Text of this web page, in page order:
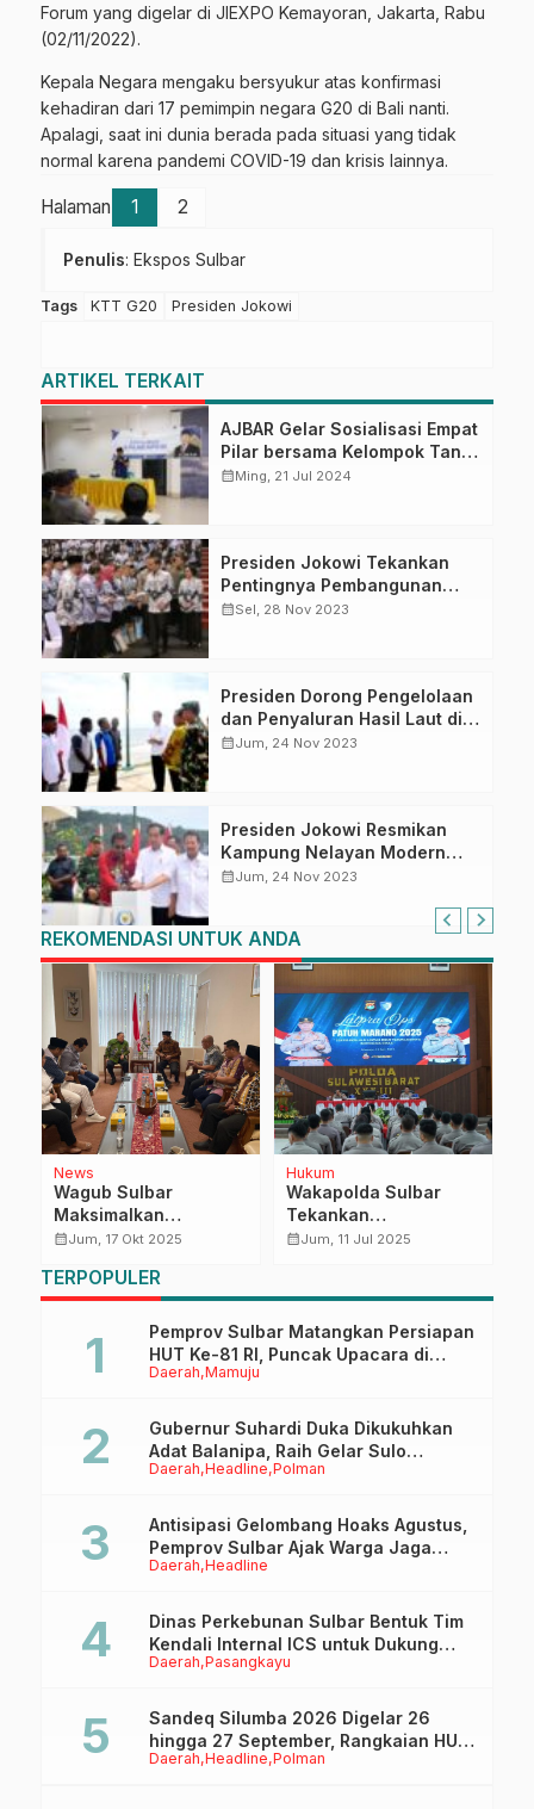
Forum yang digelar di JIEXPO Kemayoran, Jakarta, Rabu
(02/11/2022).
Kepala Negara mengaku bersyukur atas konfirmasi
kehadiran dari 17 pemimpin negara G20 di Bali nanti.
Apalagi, saat ini dunia berada pada situasi yang tidak
normal karena pandemi COVID-19 dan krisis lainnya.
Halaman 1 2
Penulis: Ekspos Sulbar
Tags KTT G20 Presiden Jokowi
ARTIKEL TERKAIT
AJBAR Gelar Sosialisasi Empat
Pilar bersama Kelompok Tani
Pasangkayu
calendar_monthMing, 21 Jul 2024
Presiden Jokowi Tekankan
Pentingnya Pembangunan
Kualitas SDM Indonesia
calendar_monthSel, 28 Nov 2023
Presiden Dorong Pengelolaan
dan Penyaluran Hasil Laut di
Biak Numfor
calendar_monthJum, 24 Nov 2023
Presiden Jokowi Resmikan
Kampung Nelayan Modern
Samber Binyeri
calendar_monthJum, 24 Nov 2023
REKOMENDASI UNTUK ANDA
News
Wagub Sulbar
Maksimalkan
Komunikasi ke
Kementerian, Pastikan
Program Daerah Tetap
Jalan di Tengah
Efisiensi Anggaran
calendar_monthJum, 17 Okt 2025
Hukum
Wakapolda Sulbar
Tekankan
Keselamatan dalam
calendar_monthJum, 11 Jul 2025
TERPOPULER
Daerah Mamuju
Pemprov Sulbar Matangkan Persiapan
HUT Ke-81 RI, Puncak Upacara di
Lapangan Ahmad Kirang
Daerah Headline Polman
Gubernur Suhardi Duka Dikukuhkan
Adat Balanipa, Raih Gelar Sulo
Tappidena
Daerah Headline
Antisipasi Gelombang Hoaks Agustus,
Pemprov Sulbar Ajak Warga Jaga
Ruang Digital
Daerah Pasangkayu
Dinas Perkebunan Sulbar Bentuk Tim
Kendali Internal ICS untuk Dukung
Sertifikasi ISPO Pekebun di
Daerah Headline Polman
Sandeq Silumba 2026 Digelar 26
hingga 27 September, Rangkaian HUT
Sulbar